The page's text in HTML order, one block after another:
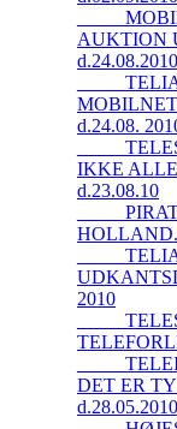
AUKTION
d.24.08.2010
MOBILNET
d.24.08.
IKKE ALLE
d.23.08.10
HOLLAND.
2010
DET ER
d.28.05.2010